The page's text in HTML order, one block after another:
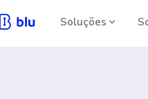
Soluções